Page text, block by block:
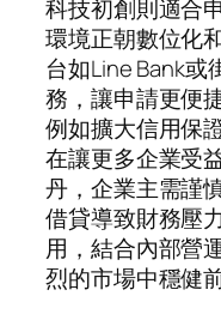
科技初創則適合
環境正朝數位化
台如Line Bank或
務，讓申請更便
例如擴大信用保
在讓更多企業受
丹，企業主需謹
借貸導致財務壓
用，結合內部營
烈的市場中穩健前